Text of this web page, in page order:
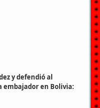
y defendió al
embajador en Bolivia: